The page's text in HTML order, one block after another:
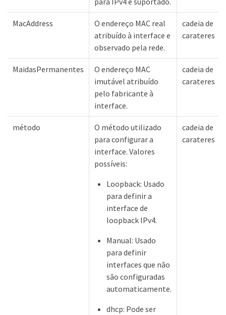
MacAddress
O endereço MAC real
atribuído à interface e
observado pela rede.
cadeia de
carateres
MaidasPermanentes
O endereço MAC
imutável atribuído
pelo fabricante à
interface.
cadeia de
carateres
método
O método utilizado
para configurar a
interface. Valores
possíveis:
Loopback: Usado
para definir a
interface de
loopback IPv4.
Manual: Usado
para definir
interfaces que não
são configuradas
automaticamente.
dhcp: Pode ser
cadeia de
carateres